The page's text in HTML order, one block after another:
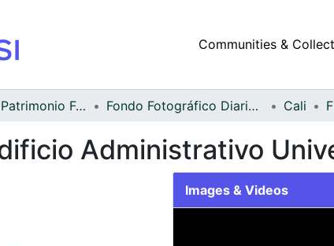
Communities &
Archivo del Patrimonio Fotográfico y Fílmico del Valle del Cauca Fondo Fotográfico Diario Occidente Cali
Administrativo
Images & Videos